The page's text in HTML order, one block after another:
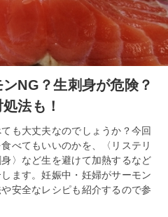
NG？生刺身が危険？
法も！
も大丈夫なのでしょうか？今回
べてもいいのかを、〈リステリ
〉など生を避けて加熱するなど
ます。妊娠中・妊婦がサーモン
安全なレシピも紹介するので参